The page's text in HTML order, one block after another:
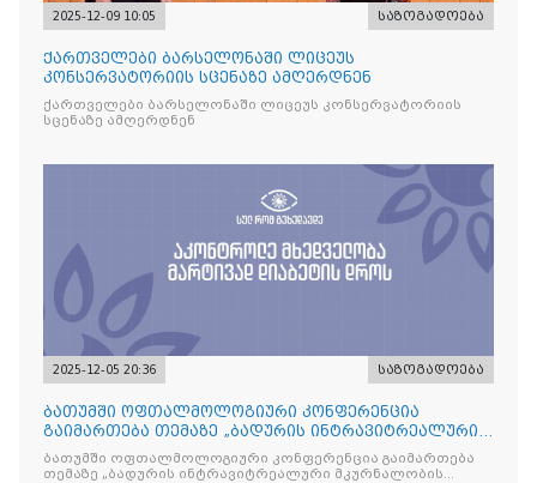
2025-12-09 10:05 საზოგადოება
ქართველები ბარსელონაში ლიცეუს
კონსერვატორიის სცენაზე ამღერდნენ
ქართველები ბარსელონაში ლიცეუს კონსერვატორიის
სცენაზე ამღერდნენ
2025-12-05 20:36 საზოგადოება
ბათუმში ოფთალმოლოგიური კონფერენცია
გაიმართება თემაზე „ბადურის ინტრავიტრეალური
მკურნალობის ოპტიმიზაცი
ბათუმში ოფთალმოლოგიური კონფერენცია გაიმართება
თემაზე „ბადურის ინტრავიტრეალური მკურნალობის